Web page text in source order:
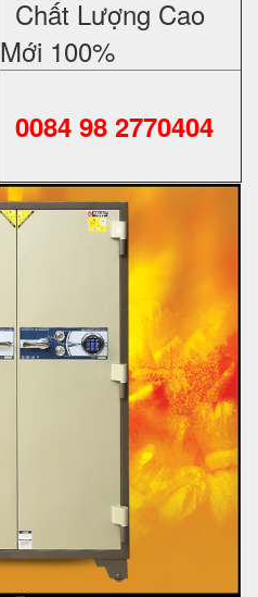
Chất Lượng Cao
Mới 100%
0084 98 2770404